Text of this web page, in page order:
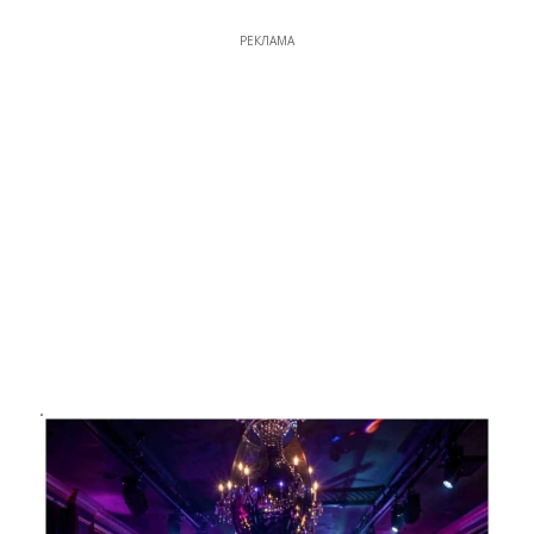
РЕКЛАМА